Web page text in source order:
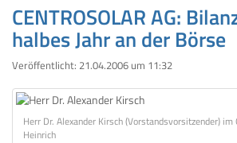
CENTROSOLAR AG:
halbes Jahr an der Börse
Veröffentlicht: 21.04.2006 um 11:32
Herr Dr. Alexander Kirsch (Vorstandsvorsitzender)
Heinrich